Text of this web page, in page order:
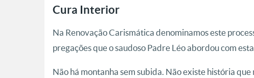
Cura Interior
Na Renovação Carismática denominamos este
pregações que o saudoso Padre Léo abordou com
Não há montanha sem subida. Não existe história